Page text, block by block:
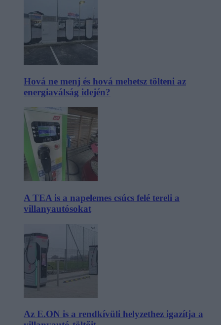
Hová ne menj és hová mehetsz tölteni az
energiaválság idején?
A TEA is a napelemes csúcs felé tereli a
villanyautósokat
Az E.ON is a rendkívüli helyzethez igazítja a